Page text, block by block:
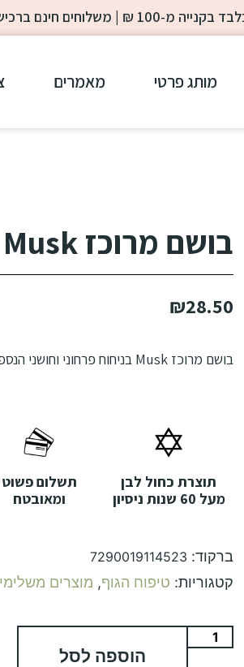
מותג פרטי מאמרים
בושם מרוכז Musk
₪28.50
בושם מרוכז Musk בניחוח פרחוני וחושני
תוצרת כחול לבן
מעל 60 שנות ניסיון
תשלום פשוט
ומאובטח
ברקוד: 7290019114523
קטגוריות: טיפוח הגוף, מוצרים
הוספה לסל